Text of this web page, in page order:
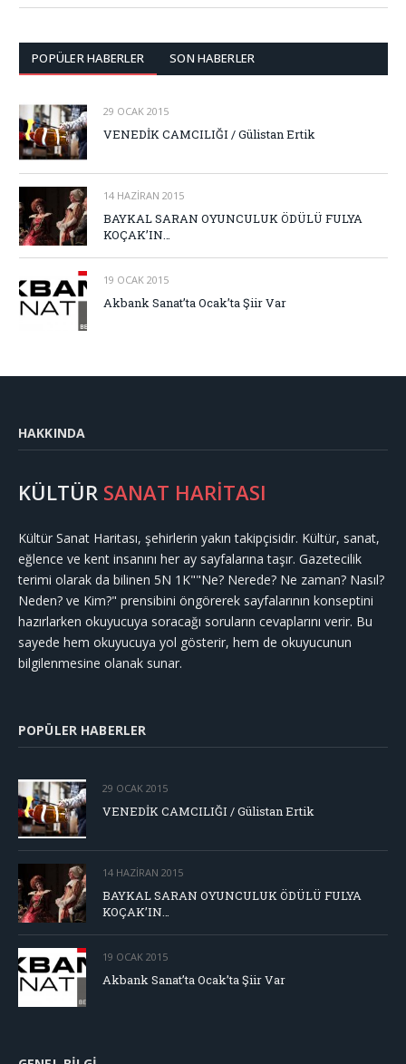
POPÜLER HABERLER SON HABERLER
29 OCAK 2015
VENEDİK CAMCILIĞI / Gülistan Ertik
14 HAZIRAN 2015
BAYKAL SARAN OYUNCULUK ÖDÜLÜ FULYA
KOÇAK’IN…
19 OCAK 2015
Akbank Sanat’ta Ocak’ta Şiir Var
HAKKINDA
KÜLTÜR SANAT HARİTASI
Kültür Sanat Haritası, şehirlerin yakın takipçisidir. Kültür, sanat,
eğlence ve kent insanını her ay sayfalarına taşır. Gazetecilik
terimi olarak da bilinen 5N 1K""Ne? Nerede? Ne zaman? Nasıl?
Neden? ve Kim?" prensibini öngörerek sayfalarının konseptini
hazırlarken okuyucuya soracağı soruların cevaplarını verir. Bu
sayede hem okuyucuya yol gösterir, hem de okuyucunun
bilgilenmesine olanak sunar.
POPÜLER HABERLER
29 OCAK 2015
VENEDİK CAMCILIĞI / Gülistan Ertik
14 HAZIRAN 2015
BAYKAL SARAN OYUNCULUK ÖDÜLÜ FULYA
KOÇAK’IN…
19 OCAK 2015
Akbank Sanat’ta Ocak’ta Şiir Var